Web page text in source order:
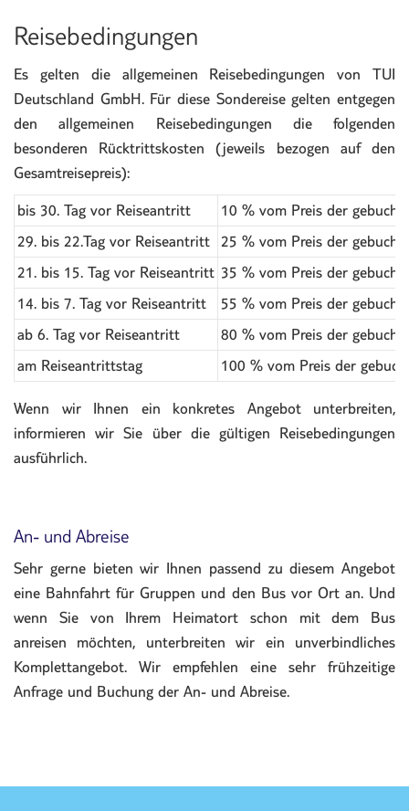
Reisebedingungen
Es gelten die allgemeinen Reisebedingungen von TUI
Deutschland GmbH. Für diese Sondereise gelten entgegen
den allgemeinen Reisebedingungen die folgenden
besonderen Rücktrittskosten (jeweils bezogen auf den
Gesamtreisepreis):
bis 30. Tag vor Reiseantritt
10 % vom Preis der
29. bis 22.Tag vor Reiseantritt 25 % vom Preis der
21. bis 15. Tag vor Reiseantritt 35 % vom Preis der
14. bis 7. Tag vor Reiseantritt
55 % vom Preis der
ab 6. Tag vor Reiseantritt
80 % vom Preis der
am Reiseantrittstag
100 % vom Preis der
Wenn wir Ihnen ein konkretes Angebot unterbreiten,
informieren wir Sie über die gültigen Reisebedingungen
ausführlich.
An- und Abreise
Sehr gerne bieten wir Ihnen passend zu diesem Angebot
eine Bahnfahrt für Gruppen und den Bus vor Ort an. Und
wenn Sie von Ihrem Heimatort schon mit dem Bus
anreisen möchten, unterbreiten wir ein unverbindliches
Komplettangebot. Wir empfehlen eine sehr frühzeitige
Anfrage und Buchung der An- und Abreise.